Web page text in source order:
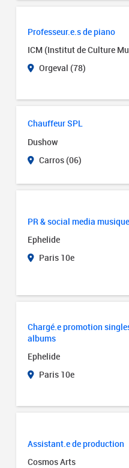
Professeur.e.s de piano
ICM (Institut de Culture
Orgeval (78)
Chauffeur SPL
Dushow
Carros (06)
PR & social media musique
Ephelide
Paris 10e
Chargé.e promotion
albums
Ephelide
Paris 10e
Assistant.e de production
Cosmos Arts